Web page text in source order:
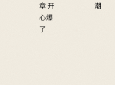
章 开
心爆
了
潮